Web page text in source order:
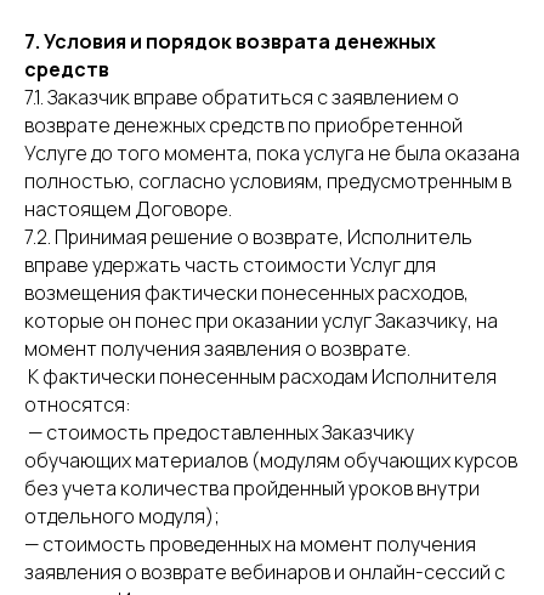
7.Условия и порядок возврата денежных
средств
7.1. Заказчик вправе обратиться с заявлением о
возврате денежных средств по приобретенной
Услуге до того момента, пока услуга не была оказана
полностью, согласно условиям, предусмотренным в
настоящем Договоре.
7.2. Принимая решение о возврате, Исполнитель
вправе удержать часть стоимости Услуг для
возмещения фактически понесенных расходов,
которые он понес при оказании услуг Заказчику, на
момент получения заявления о возврате.
К фактически понесенным расходам Исполнителя
относятся:
— стоимость предоставленных Заказчику
обучающих материалов (модулям обучающих курсов
без учета количества пройденный уроков внутри
отдельного модуля);
— стоимость проведенных на момент получения
заявления о возврате вебинаров и онлайн-сессий с